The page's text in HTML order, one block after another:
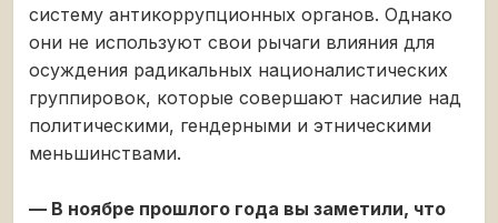
систему антикоррупционных органов. Однако
они не используют свои рычаги влияния для
осуждения радикальных националистических
группировок, которые совершают насилие над
политическими, гендерными и этническими
меньшинствами.
— В ноябре прошлого года вы заметили, что